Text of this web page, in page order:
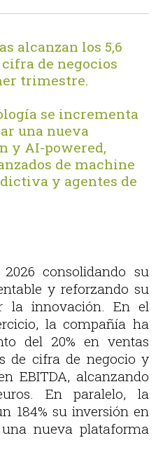
alcanzan los 5,6
de negocios
trimestre.
se incrementa
una nueva
y AI-powered,
de machine
y agentes de
consolidando su
y reforzando su
la innovación. En el
la compañía ha
del 20% en ventas
de cifra de negocio y
EBITDA, alcanzando
En paralelo, la
184% su inversión en
nueva plataforma